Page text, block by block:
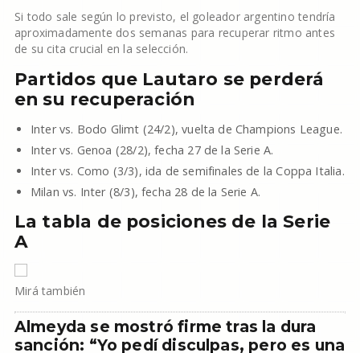
Si todo sale según lo previsto, el goleador argentino tendría
aproximadamente dos semanas para recuperar ritmo antes
de su cita crucial en la selección.
Partidos que Lautaro se perderá
en su recuperación
Inter vs. Bodo Glimt (24/2), vuelta de Champions League.
Inter vs. Genoa (28/2), fecha 27 de la Serie A.
Inter vs. Como (3/3), ida de semifinales de la Coppa Italia.
Milan vs. Inter (8/3), fecha 28 de la Serie A.
La tabla de posiciones de la Serie
A
Mirá también
Almeyda se mostró firme tras la dura
sanción: “Yo pedí disculpas, pero es una